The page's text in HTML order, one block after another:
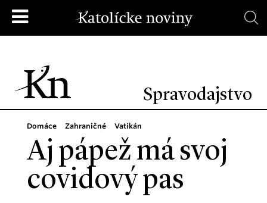
Spravodajstvo
Domáce Zahraničné Vatikán
Aj pápež má svoj
covidový pas